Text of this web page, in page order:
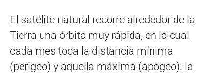
El satélite natural recorre alrededor de la
Tierra una órbita muy rápida, en la cual
cada mes toca la distancia mínima
(perigeo) y aquella máxima (apogeo): la